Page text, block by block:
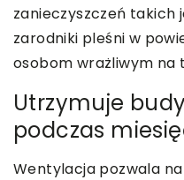
zanieczyszczeń takich
zarodniki pleśni w
osobom wrażliwym na
Utrzymuje
podczas
Wentylacja pozwala